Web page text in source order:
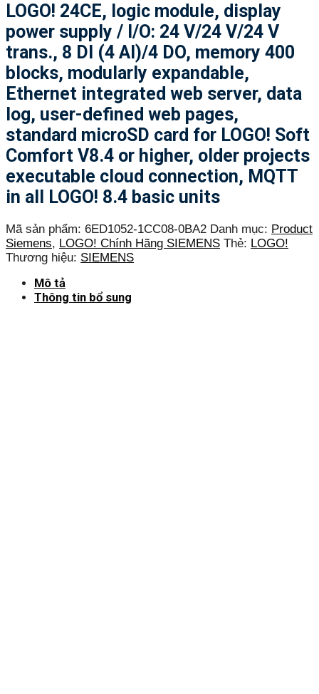
LOGO! 24CE, logic module, display
power supply / I/O: 24 V/24 V/24 V
trans., 8 DI (4 AI)/4 DO, memory 400
blocks, modularly expandable,
Ethernet integrated web server, data
log, user-defined web pages,
standard microSD card for LOGO! Soft
Comfort V8.4 or higher, older projects
executable cloud connection, MQTT
in all LOGO! 8.4 basic units
Mã sản phẩm: 6ED1052-1CC08-0BA2 Danh mục: Product
Siemens, LOGO! Chính Hãng SIEMENS Thẻ: LOGO!
Thương hiệu: SIEMENS
Mô tả
Thông tin bổ sung